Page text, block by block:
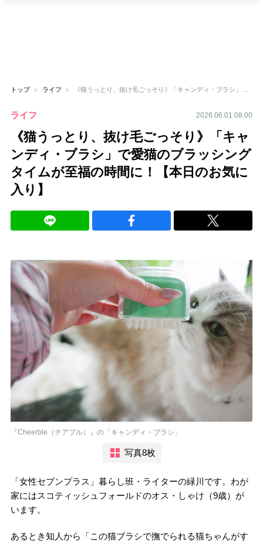
トップ ライフ
ライフ 2026.06.01 08:00
《猫うっとり、抜け毛ごっそり》「キャ
ンディ・ブラシ」で愛猫のブラッシング
タイムが至福の時間に！【本日のお気に
入り】
『Cheerble（チアブル）』の「キャンディ・ブラシ」
写真8枚
「女性セブンプラス」暮らし班・ライターの緑川です。わが
家にはスコティッシュフォールドのオス・しゃけ（9歳）が
います。
あるとき知人から「この猫ブラシで撫でられる猫ちゃんがす